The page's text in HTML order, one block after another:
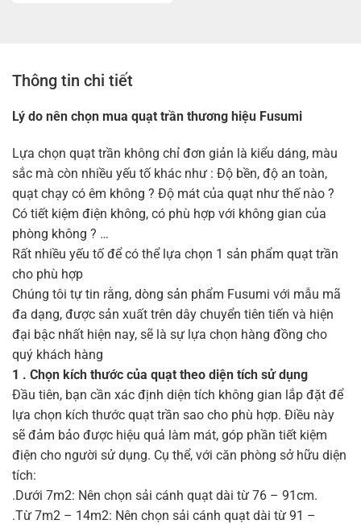
Thông tin chi tiết
Lý do nên chọn mua quạt trần thương hiệu Fusumi
Lựa chọn quạt trần không chỉ đơn giản là kiểu dáng, màu
sắc mà còn nhiều yếu tố khác như : Độ bền, độ an toàn,
quạt chạy có êm không ? Độ mát của quạt như thế nào ?
Có tiết kiệm điện không, có phù hợp với không gian của
phòng không ? …
Rất nhiều yếu tố để có thể lựa chọn 1 sản phẩm quạt trần
cho phù hợp
Chúng tôi tự tin rằng, dòng sản phẩm Fusumi với mẫu mã
đa dạng, được sản xuất trên dây chuyển tiên tiến và hiện
đại bậc nhất hiện nay, sẽ là sự lựa chọn hàng đồng cho
quý khách hàng
1 . Chọn kích thước của quạt theo diện tích sử dụng
Đầu tiên, bạn cần xác định diện tích không gian lắp đặt để
lựa chọn kích thước quạt trần sao cho phù hợp. Điều này
sẽ đảm bảo được hiệu quả làm mát, góp phần tiết kiệm
điện cho người sử dụng. Cụ thể, với căn phòng sở hữu diện
tích:
.Dưới 7m2: Nên chọn sải cánh quạt dài từ 76 – 91cm.
.Từ 7m2 – 14m2: Nên chọn sải cánh quạt dài từ 91 –